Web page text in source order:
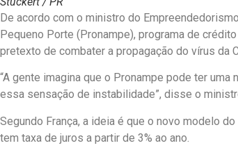
De acordo com o ministro do
Pequeno Porte (Pronampe), programa de
pretexto de combater a propagação do vírus da
“A gente imagina que o Pronampe pode ter
essa sensação de instabilidade”, disse o
Segundo França, a ideia é que o novo modelo
tem taxa de juros a partir de 3% ao ano.